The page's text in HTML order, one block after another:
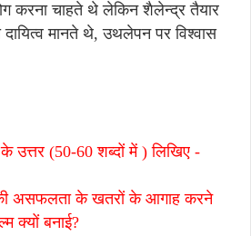
करना चाहते थे लेकिन शैलेन्द्र तैयार
मानते थे, उथलेपन पर विश्वास
उत्तर (50-60 शब्दों में ) लिखिए -
की असफलता के खतरों के आगाह करने
क्यों बनाई?